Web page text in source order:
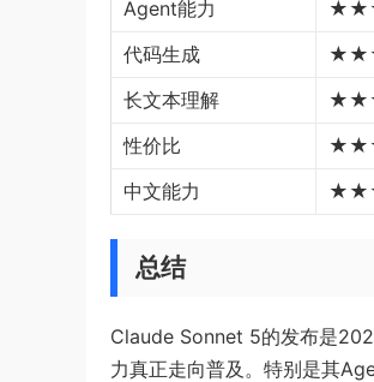
Agent能力
代码生成
长文本理解
性价比
中文能力
总结
Claude Sonnet 5的发布是
力真正走向普及。特别是其